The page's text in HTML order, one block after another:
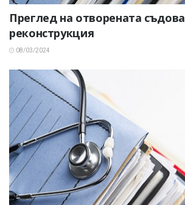
Преглед на отворената съдова
реконструкция
08/03/2024